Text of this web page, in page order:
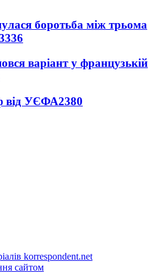
боротьба між трьома
варіант у французькій
від УЄФА2380
korrespondent.net
сайтом